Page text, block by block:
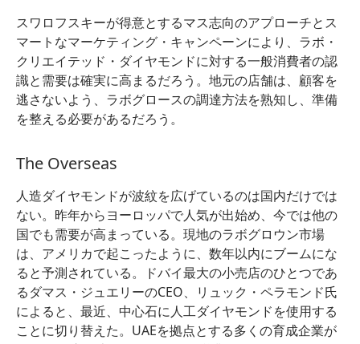
スワロフスキーが得意とするマス志向のアプローチとス
マートなマーケティング・キャンペーンにより、ラボ・
クリエイテッド・ダイヤモンドに対する一般消費者の認
識と需要は確実に高まるだろう。地元の店舗は、顧客を
逃さないよう、ラボグロースの調達方法を熟知し、準備
を整える必要があるだろう。
The Overseas
人造ダイヤモンドが波紋を広げているのは国内だけでは
ない。昨年からヨーロッパで人気が出始め、今では他の
国でも需要が高まっている。現地のラボグロウン市場
は、アメリカで起こったように、数年以内にブームにな
ると予測されている。ドバイ最大の小売店のひとつであ
るダマス・ジュエリーのCEO、リュック・ペラモンド氏
によると、最近、中心石に人工ダイヤモンドを使用する
ことに切り替えた。UAEを拠点とする多くの育成企業が